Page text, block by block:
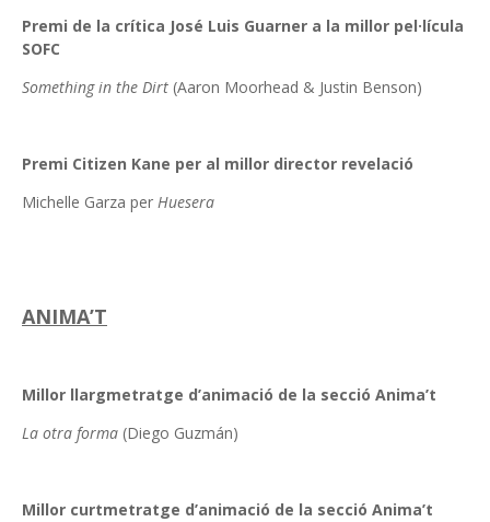
Premi de la crítica José Luis Guarner a la millor pel·lícula
SOFC
Something in the Dirt (Aaron Moorhead & Justin Benson)
Premi Citizen Kane per al millor director revelació
Michelle Garza per Huesera
ANIMA’T
Millor llargmetratge d’animació de la secció Anima’t
La otra forma (Diego Guzmán)
Millor curtmetratge d’animació de la secció Anima’t